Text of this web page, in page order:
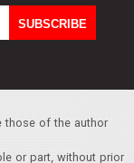
those of the author